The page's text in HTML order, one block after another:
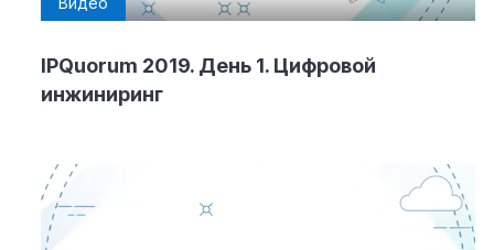
IPQuorum 2019. День 1. Цифровой
инжиниринг